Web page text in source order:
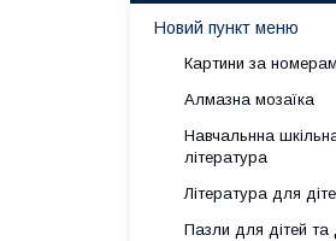
Новий пункт меню
Картини за
Алмазна мозаїка
Навчальнна
література
Література для
Пазли для дітей